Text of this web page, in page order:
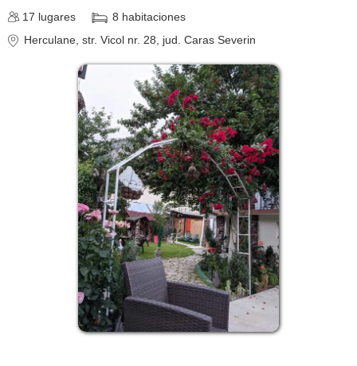
17 lugares 8 habitaciones
Herculane, str. Vicol nr. 28, jud. Caras Severin